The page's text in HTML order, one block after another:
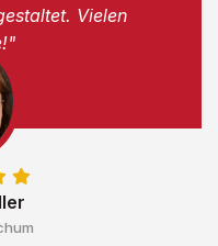
Vielen